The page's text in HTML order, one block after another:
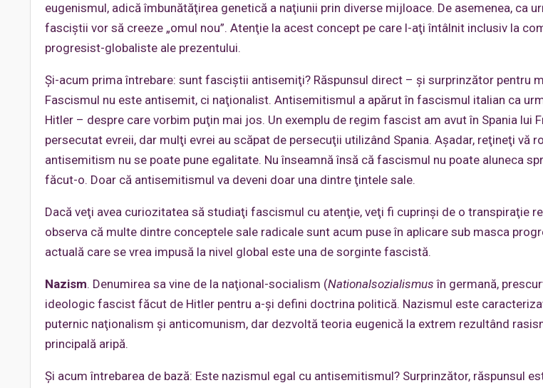
eugenismul, adică îmbunătăţirea genetică a naţiunii prin diverse mijloace. De asemenea, ca
fasciştii vor să creeze „omul nou”. Atenţie la acest concept pe care l-aţi întâlnit inclusiv la
progresist-globaliste ale prezentului.
Şi-acum prima întrebare: sunt fasciştii antisemiţi? Răspunsul direct – şi surprinzător pentru
Fascismul nu este antisemit, ci naţionalist. Antisemitismul a apărut în fascismul italian ca
Hitler – despre care vorbim puţin mai jos. Un exemplu de regim fascist am avut în Spania lui
persecutat evreii, dar mulţi evrei au scăpat de persecuţii utilizând Spania. Aşadar, reţineţi vă
antisemitism nu se poate pune egalitate. Nu înseamnă însă că fascismul nu poate aluneca
făcut-o. Doar că antisemitismul va deveni doar una dintre ţintele sale.
Dacă veţi avea curiozitatea să studiaţi fascismul cu atenţie, veţi fi cuprinşi de o transpiraţie
observa că multe dintre conceptele sale radicale sunt acum puse în aplicare sub masca
actuală care se vrea impusă la nivel global este una de sorginte fascistă.
Nazism. Denumirea sa vine de la naţional-socialism (Nationalsozialismus în germană,
ideologic fascist făcut de Hitler pentru a-şi defini doctrina politică. Nazismul este
puternic naţionalism şi anticomunism, dar dezvoltă teoria eugenică la extrem rezultând
principală aripă.
Şi acum întrebarea de bază: Este nazismul egal cu antisemitismul? Surprinzător, răspunsul